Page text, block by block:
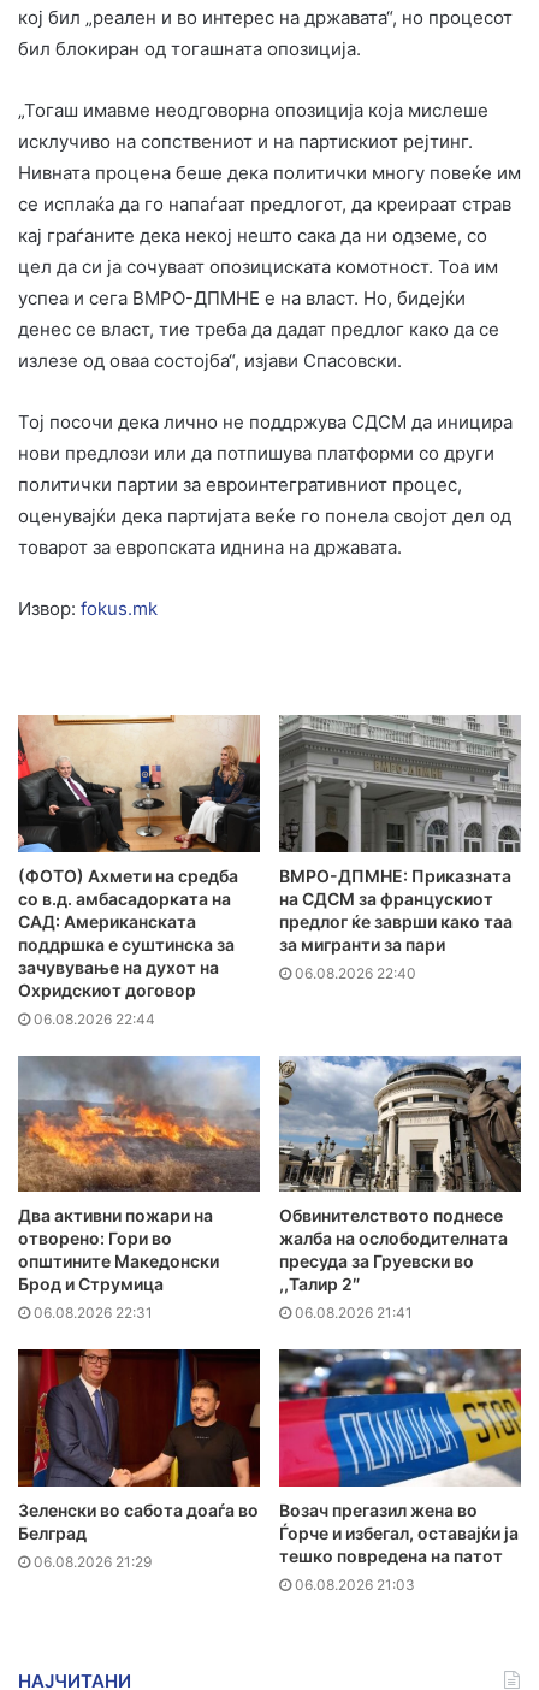
кој бил „реален и во интерес на државата“, но процесот
бил блокиран од тогашната опозиција.
„Тогаш имавме неодговорна опозиција која мислеше
исклучиво на сопствениот и на партискиот рејтинг.
Нивната процена беше дека политички многу повеќе им
се исплаќа да го напаѓаат предлогот, да креираат страв
кај граѓаните дека некој нешто сака да ни одземе, со
цел да си ја сочуваат опозициската комотност. Тоа им
успеа и сега ВМРО-ДПМНЕ е на власт. Но, бидејќи
денес се власт, тие треба да дадат предлог како да се
излезе од оваа состојба“, изјави Спасовски.
Тој посочи дека лично не поддржува СДСМ да иницира
нови предлози или да потпишува платформи со други
политички партии за евроинтегративниот процес,
оценувајќи дека партијата веќе го понела својот дел од
товарот за европската иднина на државата.
Извор: fokus.mk
(ФОТО) Ахмети на средба
со в.д. амбасадорката на
САД: Американската
поддршка е суштинска за
зачувување на духот на
Охридскиот договор
06.08.2026 22:44
ВМРО-ДПМНЕ: Приказната
на СДСМ за францускиот
предлог ќе заврши како таа
за мигранти за пари
06.08.2026 22:40
Два активни пожари на
отворено: Гори во
општините Македонски
Брод и Струмица
06.08.2026 22:31
Обвинителството поднесе
жалба на ослободителната
пресуда за Груевски во
,,Талир 2″
06.08.2026 21:41
Зеленски во сабота доаѓа во
Белград
06.08.2026 21:29
Возач прегазил жена во
Ѓорче и избегал, оставајќи ја
тешко повредена на патот
06.08.2026 21:03
НАЈЧИТАНИ